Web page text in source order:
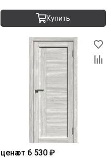
Купить
ценаот 6 530 ₽